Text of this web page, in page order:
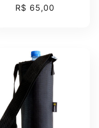
Preço
R$ 65,00